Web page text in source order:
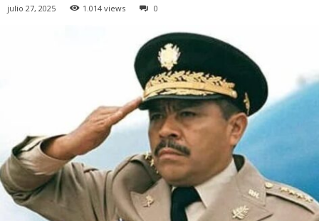
julio 27, 2025 1.014 views 0